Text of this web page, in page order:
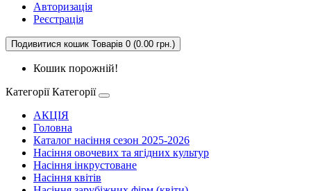
Авторизація
Реєстрація
Подивитися кошик Товарів 0 (0.00 грн.)
Кошик порожній!
Категорії Категорії
АКЦІЯ
Головна
Каталог насіння сезон 2025-2026
Насіння овочевих та ягідних культур
Насіння інкрустоване
Насіння квітів